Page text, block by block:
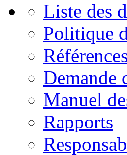
Liste des
Politique
Demande
Manuel
Rapports